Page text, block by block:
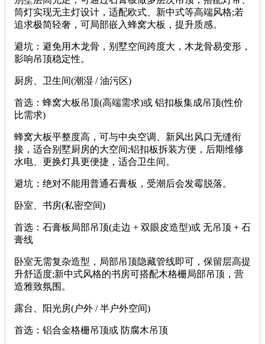
筒灯实现无主灯设计，适配欧式、新中式等高端风格;若
追求极简轻奢，可局部嵌入蜂窝大板，提升质感。
避坑：避免用木龙骨，别墅空间跨度大，木龙骨易变形，
影响吊顶稳定性。
厨房、卫生间(潮湿 / 油污区)
首选：蜂窝大板吊顶(高端需求)或 铝扣板集成吊顶(性价
比需求)
蜂窝大板平整度高，可与中央空调、新风出风口无缝衔
接，适合别墅厨房的大空间;铝扣板拆装方便，后期维修
水电、更换灯具更便捷，适合卫生间。
避坑：绝对不能用普通石膏板，受潮后会发霉脱落。
卧室、书房(私密空间)
首选：石膏板局部吊顶(走边 + 双眼皮造型)或 无吊顶 + 石
膏线
卧室无需复杂造型，局部吊顶隐藏管线即可，保留层高提
升舒适度;新中式风格的书房可搭配木格栅局部吊顶，营
造雅致氛围。
露台、阳光房(户外 / 半户外空间)
首选：铝合金格栅吊顶或 防腐木吊顶